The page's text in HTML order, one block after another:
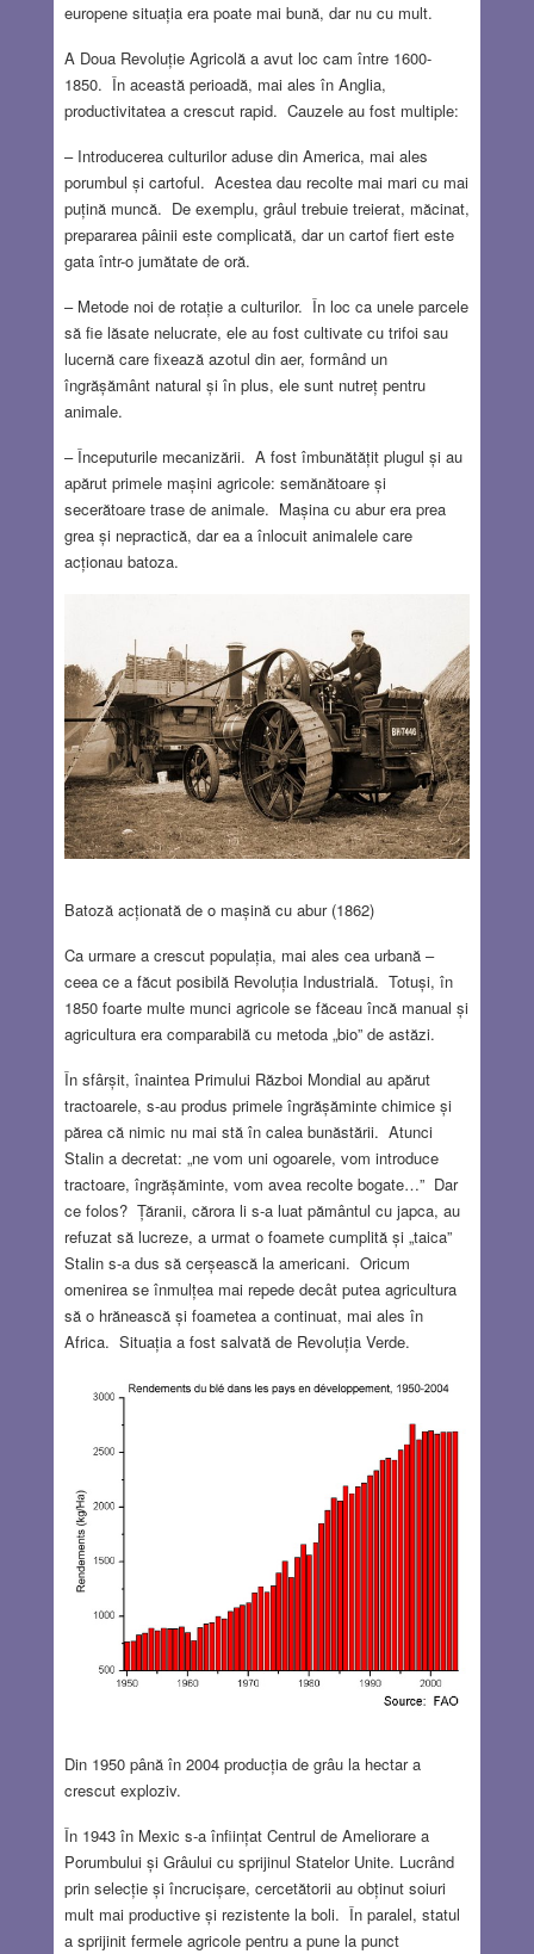
europene situația era poate mai bună, dar nu cu mult.
A Doua Revoluție Agricolă a avut loc cam între 1600-
1850. În această perioadă, mai ales în Anglia,
productivitatea a crescut rapid. Cauzele au fost multiple:
– Introducerea culturilor aduse din America, mai ales
porumbul și cartoful. Acestea dau recolte mai mari cu mai
puțină muncă. De exemplu, grâul trebuie treierat, măcinat,
prepararea pâinii este complicată, dar un cartof fiert este
gata într-o jumătate de oră.
– Metode noi de rotație a culturilor. În loc ca unele parcele
să fie lăsate nelucrate, ele au fost cultivate cu trifoi sau
lucernă care fixează azotul din aer, formând un
îngrășământ natural și în plus, ele sunt nutreț pentru
animale.
– Începuturile mecanizării. A fost îmbunătățit plugul și au
apărut primele mașini agricole: semănătoare și
secerătoare trase de animale. Mașina cu abur era prea
grea și nepractică, dar ea a înlocuit animalele care
acționau batoza.
Batoză acționată de o mașină cu abur (1862)
Ca urmare a crescut populația, mai ales cea urbană –
ceea ce a făcut posibilă Revoluția Industrială. Totuși, în
1850 foarte multe munci agricole se făceau încă manual și
agricultura era comparabilă cu metoda „bio” de astăzi.
În sfârșit, înaintea Primului Război Mondial au apărut
tractoarele, s-au produs primele îngrășăminte chimice și
părea că nimic nu mai stă în calea bunăstării. Atunci
Stalin a decretat: „ne vom uni ogoarele, vom introduce
tractoare, îngrășăminte, vom avea recolte bogate…” Dar
ce folos? Țăranii, cărora li s-a luat pământul cu japca, au
refuzat să lucreze, a urmat o foamete cumplită și „taica”
Stalin s-a dus să cerșească la americani. Oricum
omenirea se înmulțea mai repede decât putea agricultura
să o hrănească și foametea a continuat, mai ales în
Africa. Situația a fost salvată de Revoluția Verde.
Din 1950 până în 2004 producția de grâu la hectar a
crescut exploziv.
În 1943 în Mexic s-a înființat Centrul de Ameliorare a
Porumbului și Grâului cu sprijinul Statelor Unite. Lucrând
prin selecție și încrucișare, cercetătorii au obținut soiuri
mult mai productive și rezistente la boli. În paralel, statul
a sprijinit fermele agricole pentru a pune la punct